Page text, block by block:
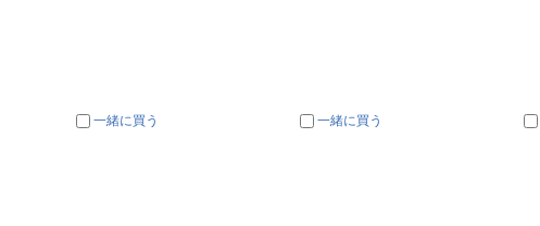
一緒に買う 一緒に買う